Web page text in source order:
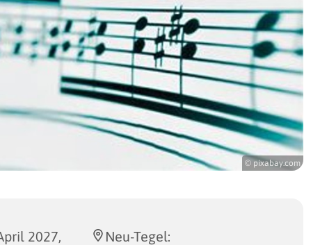
© pixabay.com
2027,
Neu-Tegel: